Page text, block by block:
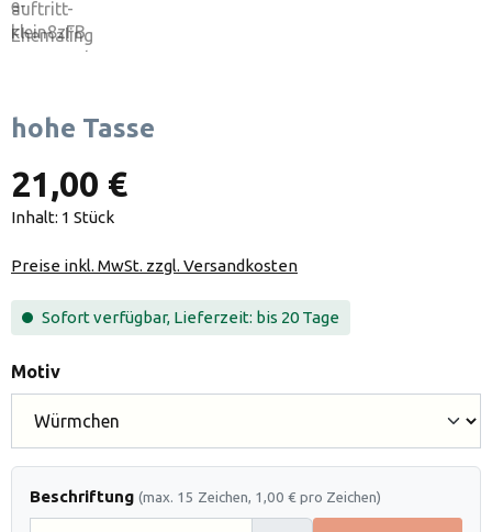
hohe Tasse
21,00 €
Inhalt: 1 Stück
Preise inkl. MwSt. zzgl. Versandkosten
Sofort verfügbar, Lieferzeit: bis 20 Tage
Motivauswählen
Beschriftung (max. 15 Zeichen, 1,00 € pro Zeichen)